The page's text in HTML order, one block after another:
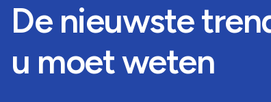
De nieuwste
u moet weten